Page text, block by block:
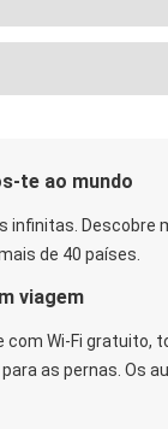
te ao mundo
infinitas. Descobre
de 40 países.
viagem
com Wi-Fi gratuito,
as pernas. Os